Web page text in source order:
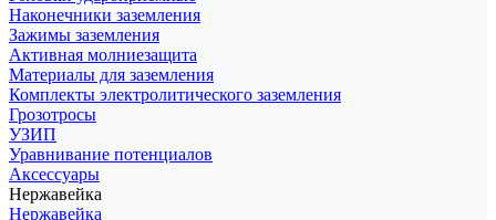
Наконечники заземления
Зажимы заземления
Активная молниезащита
Материалы для заземления
Комплекты электролитического заземления
Грозотросы
УЗИП
Уравнивание потенциалов
Аксессуары
Нержавейка
Нержавейка